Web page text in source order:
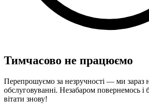
Тимчасово не працюємо
Перепрошуємо за незручності — ми зараз
обслуговуванні. Незабаром повернемось і
вітати знову!